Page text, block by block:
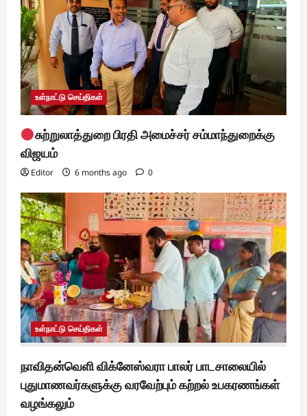
i
o
n
உள்நாட்டு செய்திகள்
சுற்றுலாத்துறை பிரதி அமைச்சர் சம்மாந்துறைக்கு
விஜயம்
Editor 6 months ago 0
உள்நாட்டு செய்திகள்
நாவிதன்வெளி விக்னேஸ்வரா பாலர் பாடசாலையில்
புதுமாணவர்களுக்கு வரவேற்பும் கற்றல் உபகரணங்கள்
வழங்கலும்